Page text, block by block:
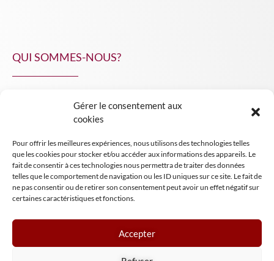
Gérer le consentement aux
cookies
Pour offrir les meilleures expériences, nous utilisons des technologies telles
que les cookies pour stocker et/ou accéder aux informations des appareils. Le
fait de consentir à ces technologies nous permettra de traiter des données
telles que le comportement de navigation ou les ID uniques sur ce site. Le fait de
ne pas consentir ou de retirer son consentement peut avoir un effet négatif sur
certaines caractéristiques et fonctions.
Accepter
QUI SOMMES-NOUS?
INSIGHT NPA
Mentions légales